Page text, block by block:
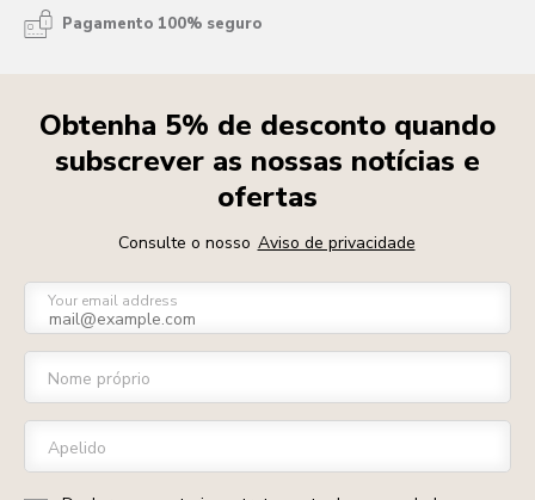
Pagamento 100% seguro
Obtenha 5% de desconto quando
subscrever as nossas notícias e
ofertas
Consulte o nosso Aviso de privacidade
Your email address
Nome próprio
Apelido